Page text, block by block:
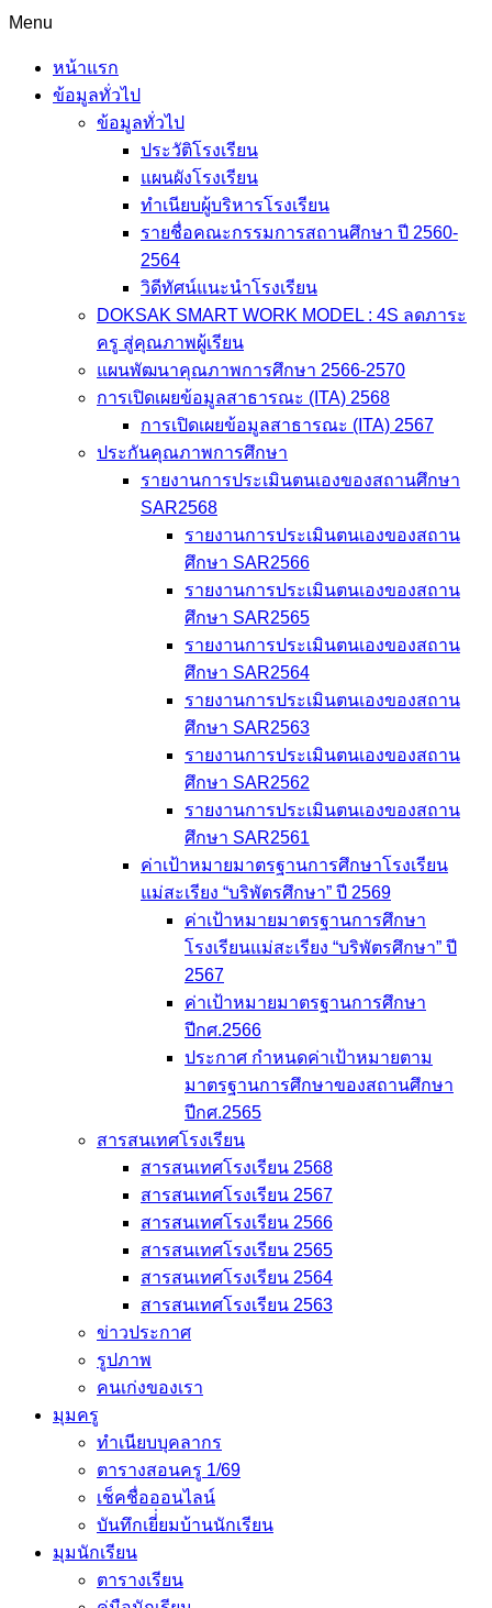
Menu
หน้าแรก
ข้อมูลทั่วไป
ข้อมูลทั่วไป
ประวัติโรงเรียน
แผนผังโรงเรียน
ทำเนียบผู้บริหารโรงเรียน
รายชื่อคณะกรรมการสถานศึกษา ปี 2560-
2564
วิดีทัศน์แนะนำโรงเรียน
DOKSAK SMART WORK MODEL : 4S ลดภาระ
ครู สู่คุณภาพผู้เรียน
แผนพัฒนาคุณภาพการศึกษา 2566-2570
การเปิดเผยข้อมูลสาธารณะ (ITA) 2568
การเปิดเผยข้อมูลสาธารณะ (ITA) 2567
ประกันคุณภาพการศึกษา
รายงานการประเมินตนเองของสถานศึกษา
SAR2568
รายงานการประเมินตนเองของสถาน
ศึกษา SAR2566
รายงานการประเมินตนเองของสถาน
ศึกษา SAR2565
รายงานการประเมินตนเองของสถาน
ศึกษา SAR2564
รายงานการประเมินตนเองของสถาน
ศึกษา SAR2563
รายงานการประเมินตนเองของสถาน
ศึกษา SAR2562
รายงานการประเมินตนเองของสถาน
ศึกษา SAR2561
ค่าเป้าหมายมาตรฐานการศึกษาโรงเรียน
แม่สะเรียง “บริพัตรศึกษา” ปี 2569
ค่าเป้าหมายมาตรฐานการศึกษา
โรงเรียนแม่สะเรียง “บริพัตรศึกษา” ปี
2567
ค่าเป้าหมายมาตรฐานการศึกษา
ปีกศ.2566
ประกาศ กำหนดค่าเป้าหมายตาม
มาตรฐานการศึกษาของสถานศึกษา
ปีกศ.2565
สารสนเทศโรงเรียน
สารสนเทศโรงเรียน 2568
สารสนเทศโรงเรียน 2567
สารสนเทศโรงเรียน 2566
สารสนเทศโรงเรียน 2565
สารสนเทศโรงเรียน 2564
สารสนเทศโรงเรียน 2563
ข่าวประกาศ
รูปภาพ
คนเก่งของเรา
มุมครู
ทำเนียบบุคลากร
ตารางสอนครู 1/69
เช็คชื่อออนไลน์
บันทึกเยี่่ยมบ้านนักเรียน
มุมนักเรียน
ตารางเรียน